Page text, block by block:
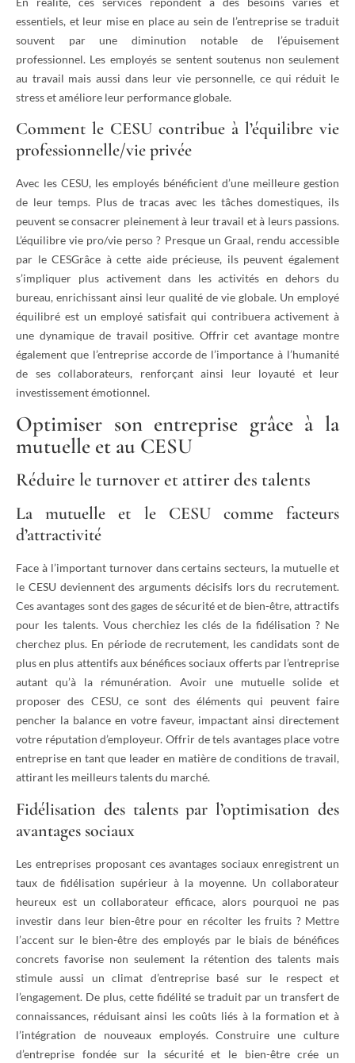
essentiels, et leur mise en place au sein de l’entreprise se traduit
souvent par une diminution notable de l’épuisement
professionnel. Les employés se sentent soutenus non seulement
au travail mais aussi dans leur vie personnelle, ce qui réduit le
stress et améliore leur performance globale.
Comment le CESU contribue à l’équilibre vie
professionnelle/vie privée
Avec les CESU, les employés bénéficient d’une meilleure gestion
de leur temps. Plus de tracas avec les tâches domestiques, ils
peuvent se consacrer pleinement à leur travail et à leurs passions.
L’équilibre vie pro/vie perso ? Presque un Graal, rendu accessible
par le CESGrâce à cette aide précieuse, ils peuvent également
s’impliquer plus activement dans les activités en dehors du
bureau, enrichissant ainsi leur qualité de vie globale. Un employé
équilibré est un employé satisfait qui contribuera activement à
une dynamique de travail positive. Offrir cet avantage montre
également que l’entreprise accorde de l’importance à l’humanité
de ses collaborateurs, renforçant ainsi leur loyauté et leur
investissement émotionnel.
Optimiser son entreprise grâce à la
mutuelle et au CESU
Réduire le turnover et attirer des talents
La mutuelle et le CESU comme facteurs
d’attractivité
Face à l’important turnover dans certains secteurs, la mutuelle et
le CESU deviennent des arguments décisifs lors du recrutement.
Ces avantages sont des gages de sécurité et de bien-être, attractifs
pour les talents. Vous cherchiez les clés de la fidélisation ? Ne
cherchez plus. En période de recrutement, les candidats sont de
plus en plus attentifs aux bénéfices sociaux offerts par l’entreprise
autant qu’à la rémunération. Avoir une mutuelle solide et
proposer des CESU, ce sont des éléments qui peuvent faire
pencher la balance en votre faveur, impactant ainsi directement
votre réputation d’employeur. Offrir de tels avantages place votre
entreprise en tant que leader en matière de conditions de travail,
attirant les meilleurs talents du marché.
Fidélisation des talents par l’optimisation des
avantages sociaux
Les entreprises proposant ces avantages sociaux enregistrent un
taux de fidélisation supérieur à la moyenne. Un collaborateur
heureux est un collaborateur efficace, alors pourquoi ne pas
investir dans leur bien-être pour en récolter les fruits ? Mettre
l’accent sur le bien-être des employés par le biais de bénéfices
concrets favorise non seulement la rétention des talents mais
stimule aussi un climat d’entreprise basé sur le respect et
l’engagement. De plus, cette fidélité se traduit par un transfert de
connaissances, réduisant ainsi les coûts liés à la formation et à
l’intégration de nouveaux employés. Construire une culture
d’entreprise fondée sur la sécurité et le bien-être crée un